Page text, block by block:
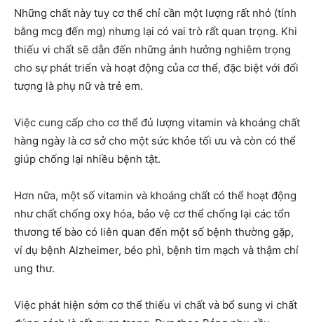
Những chất này tuy cơ thể chỉ cần một lượng rất nhỏ (tính
bằng mcg đến mg) nhưng lại có vai trò rất quan trọng. Khi
thiếu vi chất sẽ dẫn đến những ảnh hưởng nghiêm trọng
cho sự phát triển và hoạt động của cơ thể, đặc biệt với đối
tượng là phụ nữ và trẻ em.
Việc cung cấp cho cơ thể đủ lượng vitamin và khoáng chất
hàng ngày là cơ sở cho một sức khỏe tối ưu và còn có thể
giúp chống lại nhiều bệnh tật.
Hơn nữa, một số vitamin và khoáng chất có thể hoạt động
như chất chống oxy hóa, bảo vệ cơ thể chống lại các tổn
thương tế bào có liên quan đến một số bệnh thường gặp,
ví dụ bệnh Alzheimer, béo phì, bệnh tim mạch và thậm chí
ung thư.
Việc phát hiện sớm cơ thể thiếu vi chất và bổ sung vi chất